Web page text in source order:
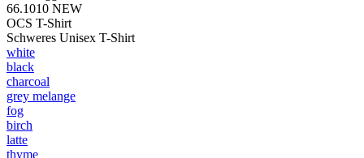
66.1010 NEW
OCS T-Shirt
Schweres Unisex T-Shirt
white
black
charcoal
grey melange
fog
birch
latte
thyme